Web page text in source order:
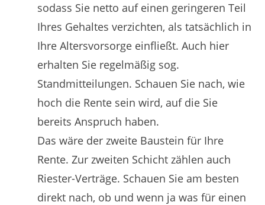
sodass Sie netto auf einen geringeren Teil
Ihres Gehaltes verzichten, als tatsächlich in
Ihre Altersvorsorge einfließt. Auch hier
erhalten Sie regelmäßig sog.
Standmitteilungen. Schauen Sie nach, wie
hoch die Rente sein wird, auf die Sie
bereits Anspruch haben.
Das wäre der zweite Baustein für Ihre
Rente. Zur zweiten Schicht zählen auch
Riester-Verträge. Schauen Sie am besten
direkt nach, ob und wenn ja was für einen